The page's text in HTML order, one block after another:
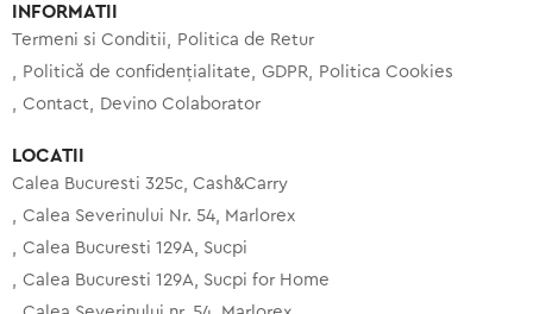
INFORMATII
Termeni si Conditii
Politica de Retur
Politică de confidențialitate
GDPR
Politica Cookies
Contact
Devino Colaborator
LOCATII
Calea Bucuresti 325c, Cash&Carry
Calea Severinului Nr. 54, Marlorex
Calea Bucuresti 129A, Sucpi
Calea Bucuresti 129A, Sucpi for Home